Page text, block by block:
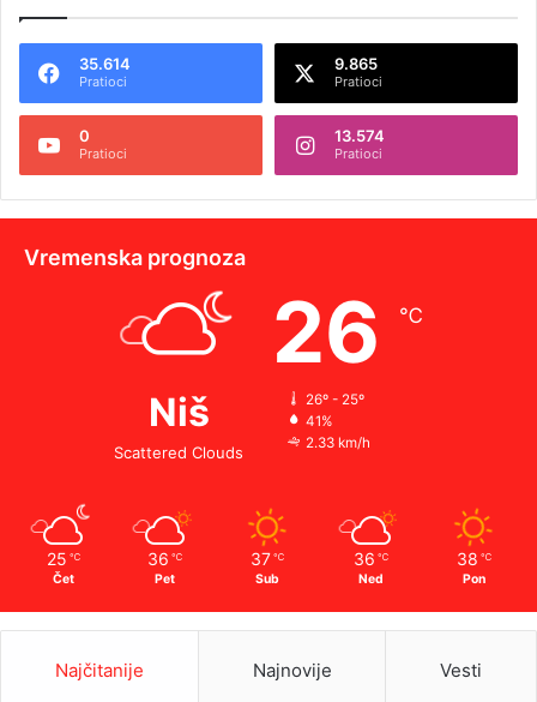
35.614
Pratioci
9.865
Pratioci
0
Pratioci
13.574
Pratioci
Vremenska prognoza
Niš
Scattered Clouds
26 ℃
26º - 25º
41%
2.33 km/h
25 ℃
Čet
36 ℃
Pet
37 ℃
Sub
36 ℃
Ned
38 ℃
Pon
Najčitanije Najnovije Vesti